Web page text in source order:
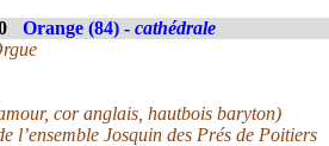
Orange (84) - cathédrale
cor anglais, hautbois baryton)
l’ensemble Josquin des Prés de Poitiers